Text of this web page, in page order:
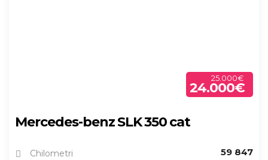
25.000€
24.000€
Mercedes-benz SLK 350 cat
Chilometri 59 847